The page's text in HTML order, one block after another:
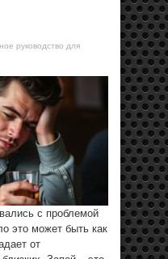
руководство для
с проблемой
это может быть как
от